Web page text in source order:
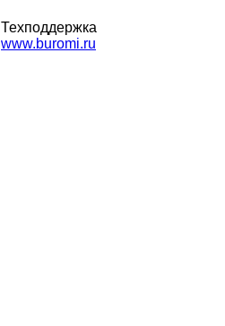
Техподдержка
www.buromi.ru